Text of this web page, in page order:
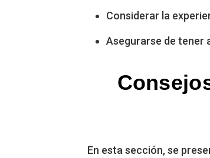
Considerar la
Asegurarse de tener
En esta sección, se